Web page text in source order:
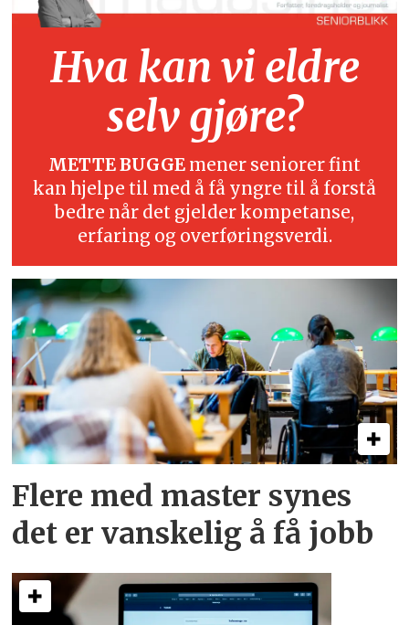
Hva kan vi eldre
selv gjøre?
METTE BUGGE mener seniorer fint
kan hjelpe til med å få yngre til å forstå
bedre når det gjelder kompetanse,
erfaring og overføringsverdi.
Flere med master synes
det er vanskelig å få jobb